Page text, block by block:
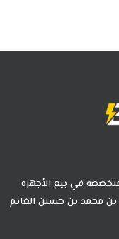
في بيع الأجهزة
بن محمد بن حسين الغانم